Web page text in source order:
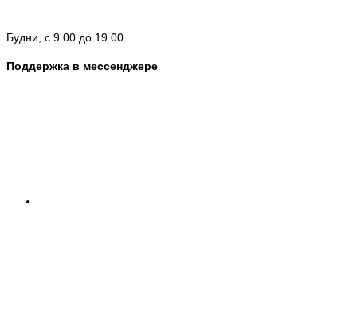
Будни, с 9.00 до 19.00
Поддержка в мессенджере